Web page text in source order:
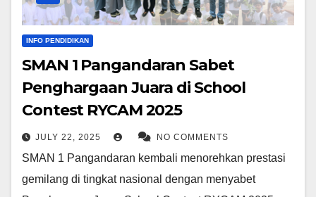
INFO PENDIDIKAN
SMAN 1 Pangandaran Sabet
Penghargaan Juara di School
Contest RYCAM 2025
JULY 22, 2025 NO COMMENTS
SMAN 1 Pangandaran kembali menorehkan prestasi
gemilang di tingkat nasional dengan menyabet